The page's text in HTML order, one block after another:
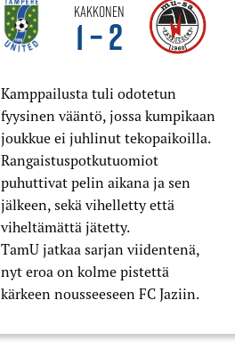
Kakkonen
1 – 2
Kamppailusta tuli odotetun
fyysinen vääntö, jossa kumpikaan
joukkue ei juhlinut tekopaikoilla.
Rangaistuspotkutuomiot
puhuttivat pelin aikana ja sen
jälkeen, sekä vihelletty että
viheltämättä jätetty.
TamU jatkaa sarjan viidentenä,
nyt eroa on kolme pistettä
kärkeen nousseeseen FC Jaziin.